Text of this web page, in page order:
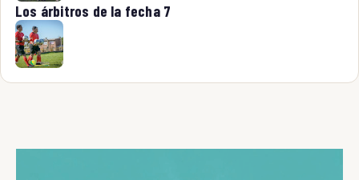
Los árbitros de la fecha 7